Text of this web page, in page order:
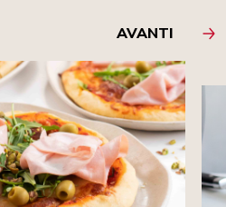
AVANTI